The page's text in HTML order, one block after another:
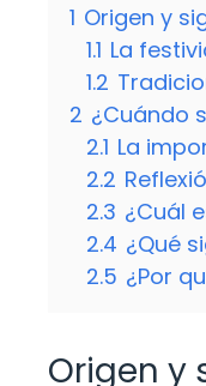
1 Origen y
1.1 La
1.2
2 ¿Cuándo
2.1 La
2.2
2.3 ¿Cuál
2.4 ¿Qué
2.5 ¿Por
Origen y